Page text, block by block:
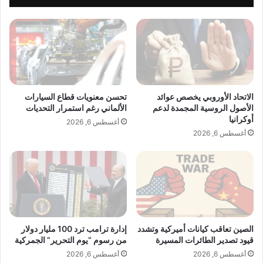
ا
و
ز
ي
ا
ر
ة
س
ة
ا
ر
ض
ا
ل
د
ن
و
ض
ح
م
ت
ى
ك
ا
ز
ر
ع
ا
الاتحاد الأوروبي يخصص عوائد
الأصول الروسية المجمدة لدعم
أوكرانيا
أغسطس 6, 2026
تحسن معنويات قطاع السيارات
الألماني رغم استمرار التحديات
أغسطس 6, 2026
الصين تعاقب كيانات أميركية وتشدد
قيود تصدير الطائرات المسيرة
أغسطس 6, 2026
إدارة ترامب ترد 100 مليار دولار
من رسوم “يوم التحرير” الجمركية
أغسطس 6, 2026